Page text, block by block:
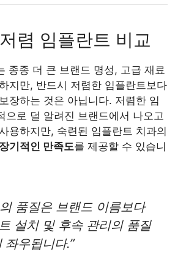
렴 임플란트 비교
종종 더 큰 브랜드 명성, 고급 재료
지만, 반드시 저렴한 임플란트보다
장하는 것은 아닙니다. 저렴한 임
으로 덜 알려진 브랜드에서 나오고
용하지만, 숙련된 임플란트 치과의
장기적인 만족도를 제공할 수 있습니
품질은 브랜드 이름보다
설치 및 후속 관리의 품질
좌우됩니다.”